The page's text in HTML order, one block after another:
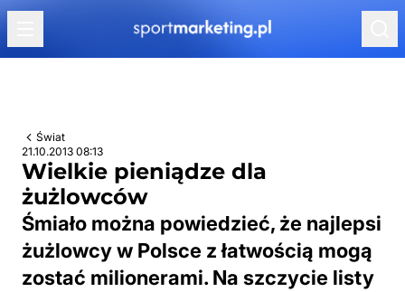
Przejdź do treści
Świat
21.10.2013 08:13
Wielkie pieniądze dla
żużlowców
Śmiało można powiedzieć, że najlepsi
żużlowcy w Polsce z łatwością mogą
zostać milionerami. Na szczycie listy